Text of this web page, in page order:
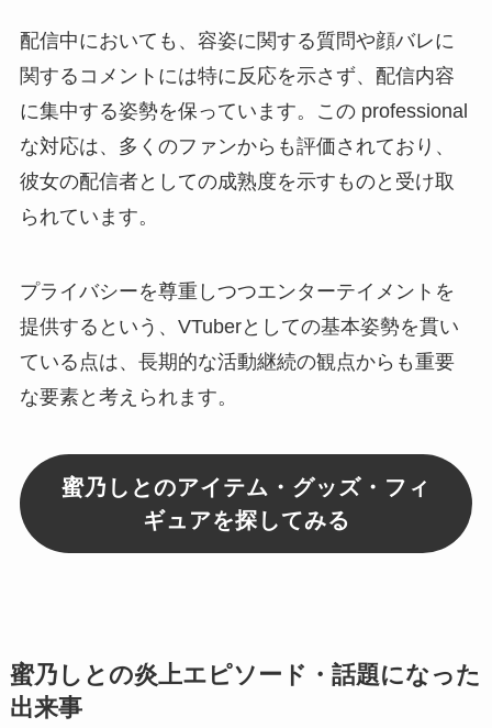
配信中においても、容姿に関する質問や顔バレに
関するコメントには特に反応を示さず、配信内容
に集中する姿勢を保っています。この professional
な対応は、多くのファンからも評価されており、
彼女の配信者としての成熟度を示すものと受け取
られています。
プライバシーを尊重しつつエンターテイメントを
提供するという、VTuberとしての基本姿勢を貫い
ている点は、長期的な活動継続の観点からも重要
な要素と考えられます。
蜜乃しとのアイテム・グッズ・フィ
ギュアを探してみる
蜜乃しとの炎上エピソード・話題になった
出来事